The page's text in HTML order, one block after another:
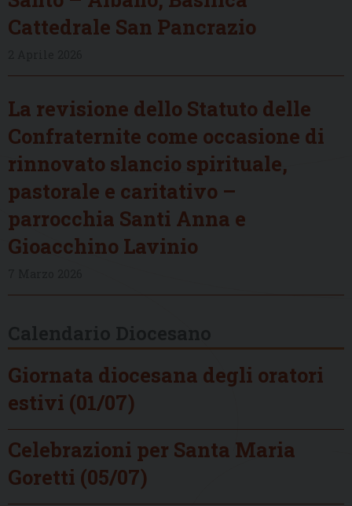
Cattedrale San Pancrazio
La revisione dello Statuto delle
Confraternite come occasione di
rinnovato slancio spirituale,
pastorale e caritativo –
parrocchia Santi Anna e
Gioacchino Lavinio
Giornata diocesana degli oratori
estivi (01/07)
Celebrazioni per Santa Maria
Goretti (05/07)